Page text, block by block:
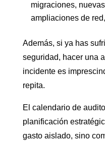
migraciones,
ampliaciones de
Además, si ya has
seguridad, hacer una
incidente es
repita.
El calendario de
planificación
gasto aislado, sino